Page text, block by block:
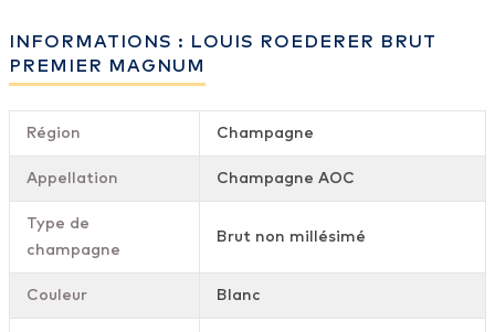
INFORMATIONS : LOUIS ROEDERER BRUT
PREMIER MAGNUM
Région Champagne
Appellation Champagne AOC
Type de
champagne
Brut non millésimé
Couleur Blanc